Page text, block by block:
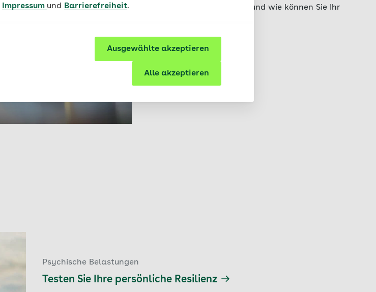
Impressum und Barrierefreiheit.
Ausgewählte akzeptieren
Alle akzeptieren
fängt Perfektionismus an und wie können Sie Ihr
Psychische Belastungen
Testen Sie Ihre persönliche Resilienz